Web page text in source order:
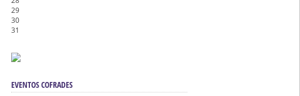
29
30
31
EVENTOS COFRADES